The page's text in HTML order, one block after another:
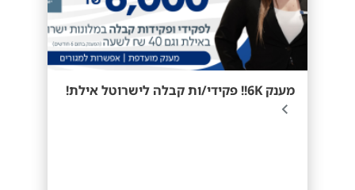
מענק 6K!! פקידי/ות קבלה לישרוטל אילת!